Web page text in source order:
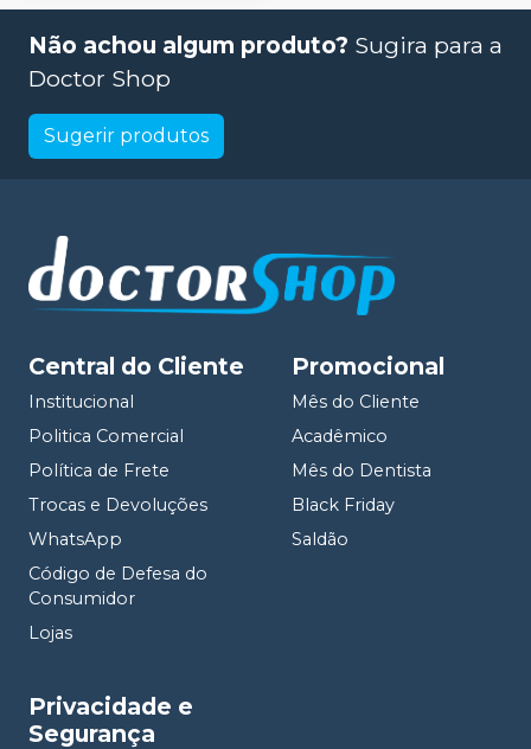
Não achou algum produto? Sugira para a
Doctor Shop
Sugerir produtos
Central do Cliente
Institucional
Politica Comercial
Política de Frete
Trocas e Devoluções
WhatsApp
Código de Defesa do
Consumidor
Lojas
Promocional
Mês do Cliente
Acadêmico
Mês do Dentista
Black Friday
Saldão
Privacidade e
Segurança